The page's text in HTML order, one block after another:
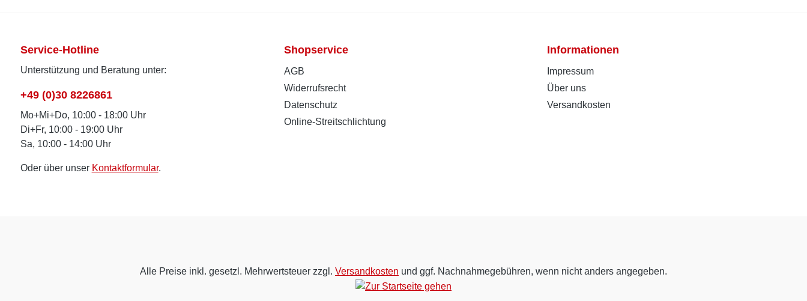
Service-Hotline
Unterstützung und Beratung unter:
+49 (0)30 8226861
Mo+Mi+Do, 10:00 - 18:00 Uhr
Di+Fr, 10:00 - 19:00 Uhr
Sa, 10:00 - 14:00 Uhr
Oder über unser Kontaktformular.
Shopservice
AGB
Widerrufsrecht
Datenschutz
Online-Streitschlichtung
Informationen
Impressum
Über uns
Versandkosten
Alle Preise inkl. gesetzl. Mehrwertsteuer zzgl. Versandkosten und ggf. Nachnahmegebühren, wenn nicht anders angegeben.